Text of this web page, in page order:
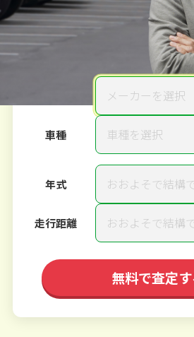
電話か出張か、高い方の査定を提案。
だから高価買取!
無料で カンタン
ご依頼いただいたお車を丁
メーカーを選択
車種 車種を選択
年式 おおよそで結構
走行距離 おおよそで結構
無料で査定